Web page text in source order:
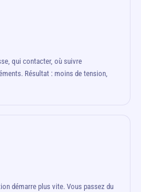
qui contacter, où suivre
Résultat : moins de tension,
démarre plus vite. Vous passez du